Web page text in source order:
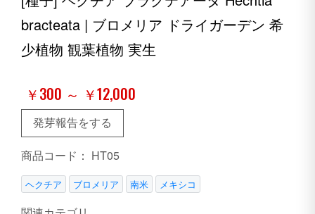
bracteata | ブロメリア ドライガーデン 希
少植物 観葉植物 実生
￥300 ～ ￥12,000
発芽報告をする
商品コード： HT05
ヘクチア ブロメリア 南米 メキシコ